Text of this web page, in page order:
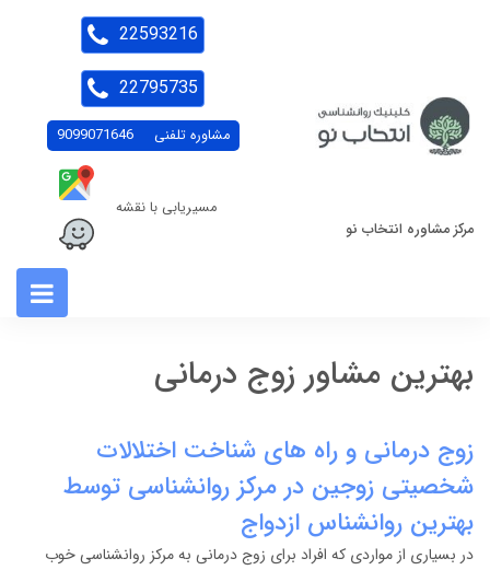
مرکز مشاوره انتخاب نو
مشاوره تلفنی 9099071646
مسیریابی با نقشه
22593216
22795735
بهترین مشاور زوج درمانی
زوج درمانی و راه های شناخت اختلالات
شخصیتی زوجین در مرکز روانشناسی توسط
بهترین روانشناس ازدواج
در بسیاری از مواردی که افراد برای زوج درمانی به مرکز روانشناسی خوب